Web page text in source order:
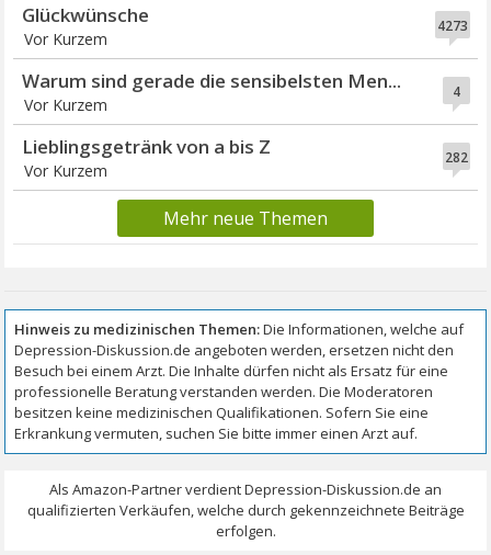
4273
Glückwünsche
Vor Kurzem
4
Warum sind gerade die sensibelsten Men...
Vor Kurzem
282
Lieblingsgetränk von a bis Z
Vor Kurzem
Mehr neue Themen